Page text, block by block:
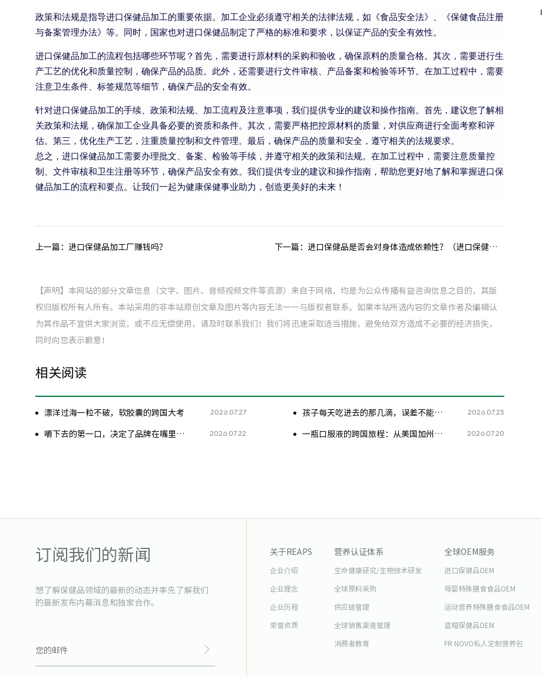
政策和法规是指导进口保健品加工的重要依据。加工企业必须遵守相关的法律法规，如《食品安全法》、《保健食品注册
与备案管理办法》等。同时，国家也对进口保健品制定了严格的标准和要求，以保证产品的安全有效性。
进口保健品加工的流程包括哪些环节呢？首先，需要进行原材料的采购和验收，确保原料的质量合格。其次，需要进行生
产工艺的优化和质量控制，确保产品的品质。此外，还需要进行文件审核、产品备案和检验等环节。在加工过程中，需要
注意卫生条件、标签规范等细节，确保产品的安全有效。
针对进口保健品加工的手续、政策和法规、加工流程及注意事项，我们提供专业的建议和操作指南。首先，建议您了解相
关政策和法规，确保加工企业具备必要的资质和条件。其次，需要严格把控原材料的质量，对供应商进行全面考察和评
估。第三，优化生产工艺，注重质量控制和文件管理。最后，确保产品的质量和安全，遵守相关的法规要求。
总之，进口保健品加工需要办理批文、备案、检验等手续，并遵守相关的政策和法规。在加工过程中，需要注意质量控
制、文件审核和卫生注册等环节，确保产品安全有效。我们提供专业的建议和操作指南，帮助您更好地了解和掌握进口保
健品加工的流程和要点。让我们一起为健康保健事业助力，创造更美好的未来！
上一篇： 进口保健品加工厂赚钱吗？ 下一篇： 进口保健品是否会对身体造成依赖性？（进口保健品功效）
【声明】本网站的部分文章信息（文字、图片、音频视频文件等资源）来自于网络，均是为公众传播有益咨询信息之目的，其版
权归版权所有人所有。本站采用的非本站原创文章及图片等内容无法一一与版权者联系，如果本站所选内容的文章作者及编辑认
为其作品不宜供大家浏览，或不应无偿使用，请及时联系我们！我们将迅速采取适当措施，避免给双方造成不必要的经济损失，
同时向您表示歉意！
相关阅读
漂洋过海一粒不破，软胶囊的跨国大考 2026.07.27 孩子每天吃进去的那几滴，误差不能超过头发丝 2026.07.23
嚼下去的第一口，决定了品牌在嘴里的去留 2026.07.22 一瓶口服液的跨国旅程：从美国加州到你手中，每一步都是考验 2026.07.20
订阅我们的新闻
想了解保健品领域的最新的动态并率先了解我们
的最新发布内幕消息和独家合作。
关于REAPS
企业介绍
企业理念
企业历程
荣誉资质
营养认证体系
生命健康研究/生物技术研发
全球原料采购
供应链管理
全球销售渠道管理
消费者教育
全球OEM服务
进口保健品OEM
母婴特殊膳食食品OEM
运动营养特殊膳食食品OEM
蓝帽保健品OEM
FR NOVO私人定制营养包